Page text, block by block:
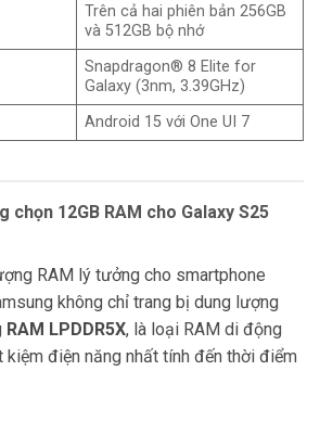
Trên cả hai phiên bản 256GB
và 512GB bộ nhớ
Snapdragon® 8 Elite for
Galaxy (3nm, 3.39GHz)
Android 15 với One UI 7
chọn 12GB RAM cho Galaxy S25
RAM lý tưởng cho smartphone
không chỉ trang bị dung lượng
RAM LPDDR5X, là loại RAM di động
điện năng nhất tính đến thời điểm